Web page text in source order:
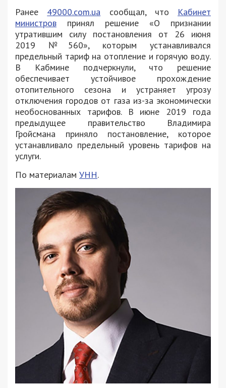
Ранее 49000.com.ua сообщал, что Кабинет
министров принял решение «О признании
утратившим силу постановления от 26 июня
2019 №560», которым устанавливался
предельный тариф на отопление и горячую воду.
В Кабмине подчеркнули, что решение
обеспечивает устойчивое прохождение
отопительного сезона и устраняет угрозу
отключения городов от газа из-за экономически
необоснованных тарифов. В июне 2019 года
предыдущее правительство Владимира
Гройсмана приняло постановление, которое
устанавливало предельный уровень тарифов на
услуги.
По материалам УНН.